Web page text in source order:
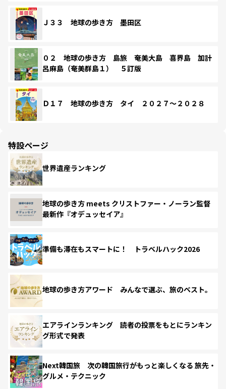
Ｊ３３ 地球の歩き方 墨田区
０２ 地球の歩き方 島旅 奄美大島 喜界島 加計
呂麻島（奄美群島１） ５訂版
Ｄ１７ 地球の歩き方 タイ ２０２７～２０２８
特設ページ
世界遺産ランキング
地球の歩き方 meets クリストファー・ノーラン監督
最新作『オデュッセイア』
準備も滞在もスマートに！ トラベルハック2026
地球の歩き方アワード みんなで選ぶ、旅のベスト。
エアラインランキング 読者の投票をもとにランキン
グ形式で発表
Next韓国旅 次の韓国旅行がもっと楽しくなる 旅先・
グルメ・テクニック